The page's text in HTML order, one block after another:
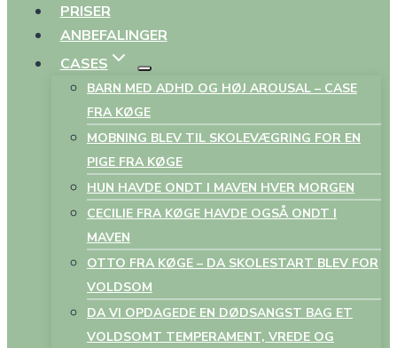
PRISER
ANBEFALINGER
CASES
BARN MED ADHD OG HØJ AROUSAL – CASE
FRA KØGE
MOBNING BLEV TIL SKOLEVÆGRING FOR EN
PIGE FRA KØGE
HUN HAVDE ONDT I MAVEN HVER MORGEN
CECILIE FRA KØGE HAVDE OGSÅ ONDT I
MAVEN
OTTO FRA KØGE – DA SKOLESTART BLEV FOR
VOLDSOM
DA VI OPDAGEDE EN DØDSANGST BAG ET
VOLDSOMT TEMPERAMENT, VREDE OG